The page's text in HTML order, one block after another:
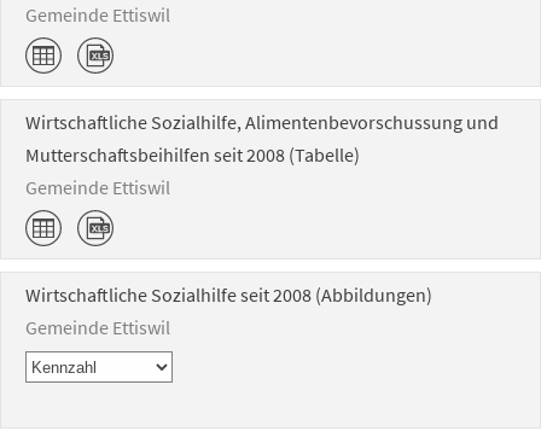
Gemeinde Ettiswil
Wirtschaftliche Sozialhilfe, Alimentenbevorschussung und
Mutterschaftsbeihilfen seit 2008 (Tabelle)
Gemeinde Ettiswil
Wirtschaftliche Sozialhilfe seit 2008 (Abbildungen)
Gemeinde Ettiswil